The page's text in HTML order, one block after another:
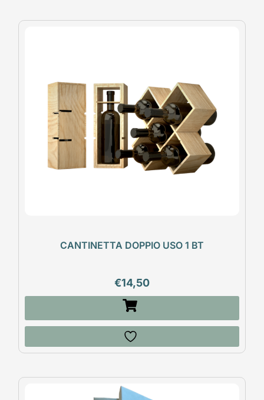
CANTINETTA DOPPIO USO 1 BT
€14,50